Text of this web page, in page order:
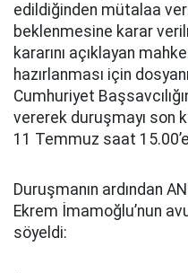
edildiğinden mütalaa
beklenmesine karar
kararını açıklayan
hazırlanması için
Cumhuriyet
vererek duruşmayı son
11 Temmuz saat
Duruşmanın ardından
Ekrem İmamoğlu’nun
söyeldi: